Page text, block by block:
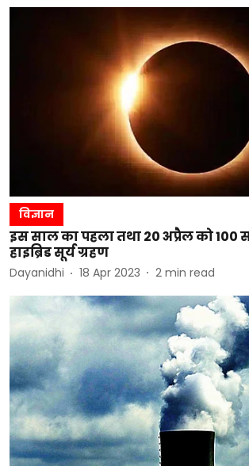
विज्ञान
इस साल का पहला तथा 20 अप्रैल को 100
हाइब्रिड सूर्य ग्रहण
Dayanidhi 18 Apr 2023 2 min read